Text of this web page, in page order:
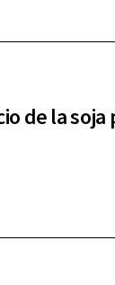
de la